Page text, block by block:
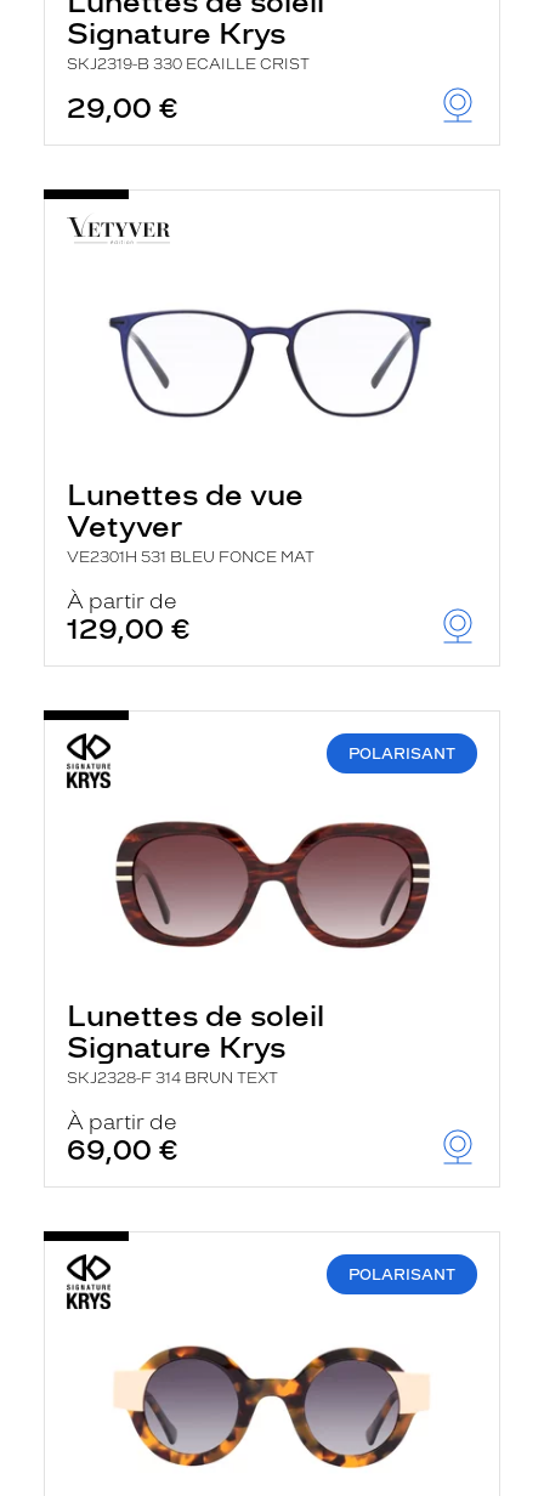
Signature Krys
SKJ2319-B 330 ECAILLE CRIST
29,00 €
Lunettes de vue
Vetyver
VE2301H 531 BLEU FONCE MAT
À partir de
129,00 €
POLARISANT
Lunettes de soleil
Signature Krys
SKJ2328-F 314 BRUN TEXT
À partir de
69,00 €
POLARISANT